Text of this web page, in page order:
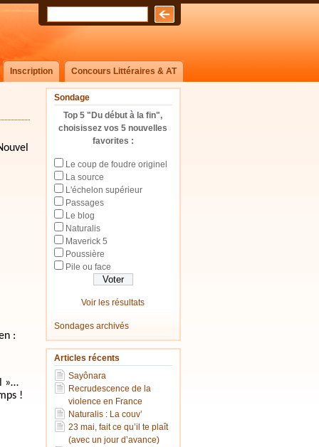
Inscription Concours Littéraires & AT
Sondage
Top 5 "Du début à la fin",
choisissez vos 5 nouvelles
favorites :
Le coup de foudre originel
La source
L'échelon supérieur
Passages
Le blog
Naturalis
Maverick 5
Poussière
Pile ou face
Voir les résultats
Sondages archivés
Articles récents
Sayônara
Recrudescence de la
violence en France
Naturalis : La couv’
23 mai, fait ce qu’il te plaît
(avec un jour d’avance)
:
»…
!